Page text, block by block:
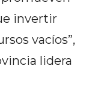
invertir
vacíos”,
lidera